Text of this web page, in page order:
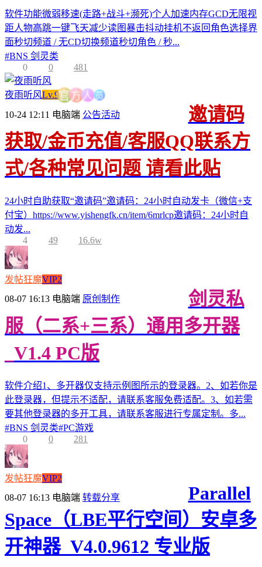
软件功能微弱移速(走路+战斗+濒死)个人加速内存GCD无限视
距人物高跳一键飞天减少读图暴击抖动挂机不返回角色选择界
面秒切频道 / 无CD切换频道秒切角色 / 秒...
#BNS 剑灵类
0
0 481
夜雨听风Lv.9官 方人员
10-24 12:11 电脑端 公告活动
邀请码
获取/金币充值/客服QQ联系方
式/各种常见问题 请看此贴
24小时自助获取“邀请码”邀请码：24小时自动发卡（微信+支
付宝）https://www.yishengfk.cn/item/6mrlcp邀请码：24小时自
动发...
4
49 16.6w
发帖狂魔VIP2
08-07 16:13 电脑端 原创制作
剑灵私
服（二系+三系）通用多开器
_V1.4 PC版
软件介绍1、多开器仅支持示例图所示的登录器。2、如若你是
此登录器，但提示不适配，请联系客服免费适配。3、如若需
要其他登录器的多开工具，请联系客服进行专属定制。多...
#BNS 剑灵类#PC游戏
0
0 281
发帖狂魔VIP2
08-07 16:13 电脑端 转载分享
Parallel
Space（LBE平行空间）安卓多
开神器_V4.0.9612 专业版